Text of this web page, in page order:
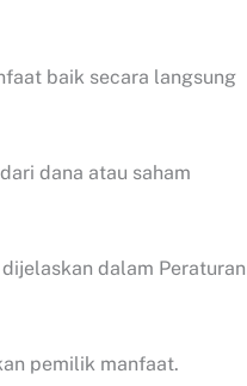
baik secara langsung
dana atau saham
dalam Peraturan
pemilik manfaat.